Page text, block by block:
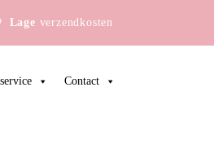
Lage verzendkosten
Contact